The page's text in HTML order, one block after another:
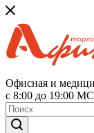
Офисная и
с 8:00 до 19:00